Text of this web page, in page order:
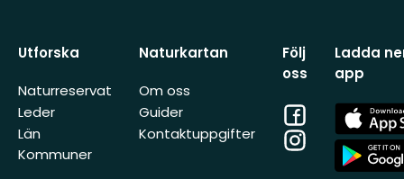
Utforska
Naturreservat
Leder
Län
Kommuner
Naturkartan
Om oss
Guider
Kontaktuppgifter
Följ
oss
Facebook
Instagram
Ladda
app
App
Store
App
Store